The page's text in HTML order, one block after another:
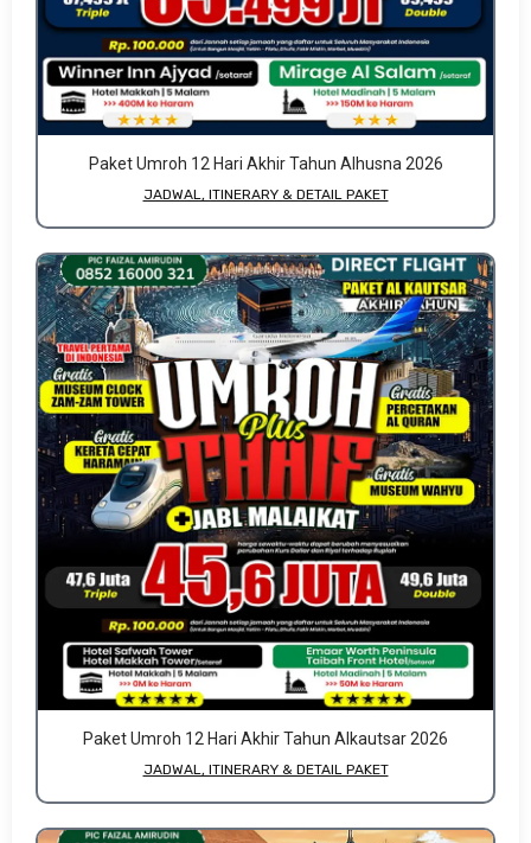
Paket Umroh 12 Hari Akhir Tahun Alhusna 2026
JADWAL, ITINERARY & DETAIL PAKET
Paket Umroh 12 Hari Akhir Tahun Alkautsar 2026
JADWAL, ITINERARY & DETAIL PAKET